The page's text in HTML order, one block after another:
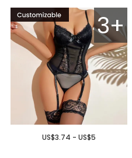
3+
US$3.74 - US$5